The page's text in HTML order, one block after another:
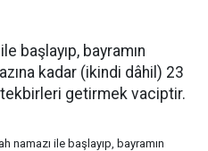
başlayıp, bayramın
kadar (ikindi dâhil) 23
getirmek vaciptir.
namazı ile başlayıp, bayramın